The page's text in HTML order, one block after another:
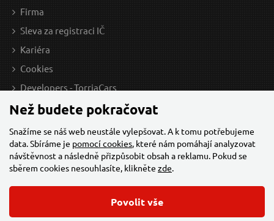
1 189 Kč / Ks
Skladem
Doprava zdarma
Firma
Sleva za registraci IČ
Kariéra
Cookies
Developers - TorriaCars
Než budete pokračovat
Snažíme se náš web neustále vylepšovat. A k tomu potřebujeme
data. Sbíráme je pomocí cookies, které nám pomáhají analyzovat
návštěvnost a následně přizpůsobit obsah a reklamu. Pokud se
sběrem cookies nesouhlasíte, klikněte zde.
Povolit vše